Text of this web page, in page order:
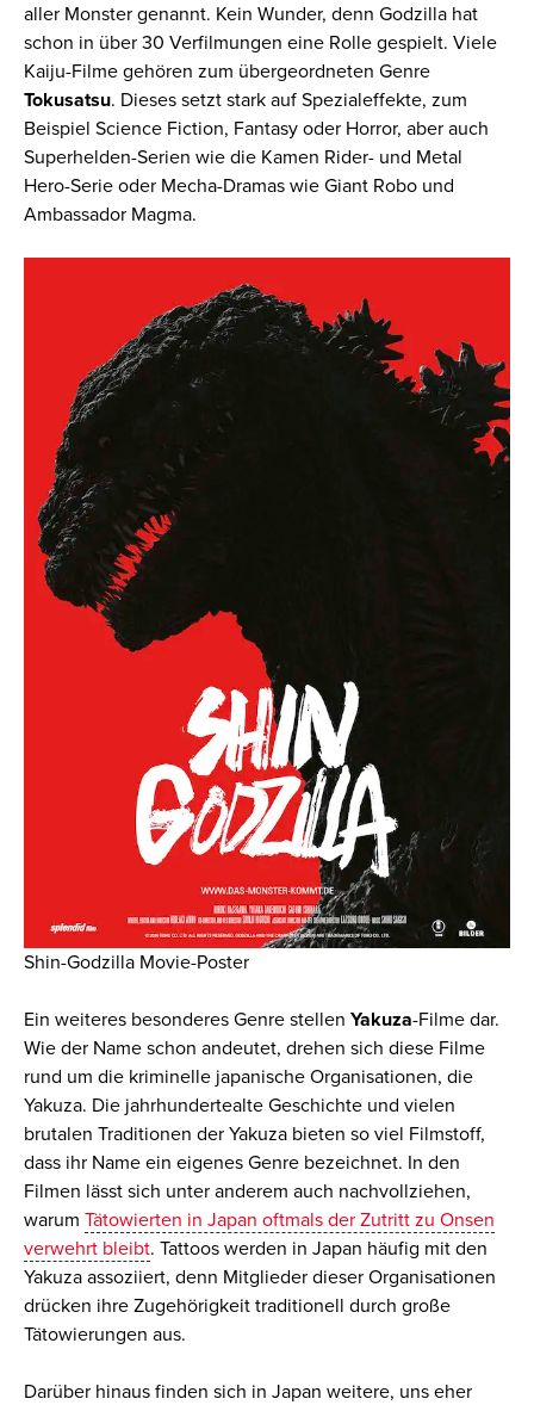
aller Monster genannt. Kein Wunder, denn Godzilla hat
schon in über 30 Verfilmungen eine Rolle gespielt. Viele
Kaiju-Filme gehören zum übergeordneten Genre
Tokusatsu. Dieses setzt stark auf Spezialeffekte, zum
Beispiel Science Fiction, Fantasy oder Horror, aber auch
Superhelden-Serien wie die Kamen Rider- und Metal
Hero-Serie oder Mecha-Dramas wie Giant Robound
Ambassador Magma.
Shin-Godzilla Movie-Poster
Ein weiteres besonderes Genre stellen Yakuza-Filme dar.
Wie der Name schon andeutet, drehen sich diese Filme
rund um die kriminelle japanische Organisationen, die
Yakuza. Die jahrhundertealte Geschichte und vielen
brutalen Traditionen der Yakuza bieten so viel Filmstoff,
dass ihr Name ein eigenes Genre bezeichnet. In den
Filmen lässt sich unter anderem auch nachvollziehen,
warum Tätowierten in Japan oftmals der Zutritt zu Onsen
verwehrt bleibt. Tattoos werden in Japan häufig mit den
Yakuza assoziiert, denn Mitglieder dieser Organisationen
drücken ihre Zugehörigkeit traditionell durch große
Tätowierungen aus.
Darüber hinaus finden sich in Japan weitere, uns eher